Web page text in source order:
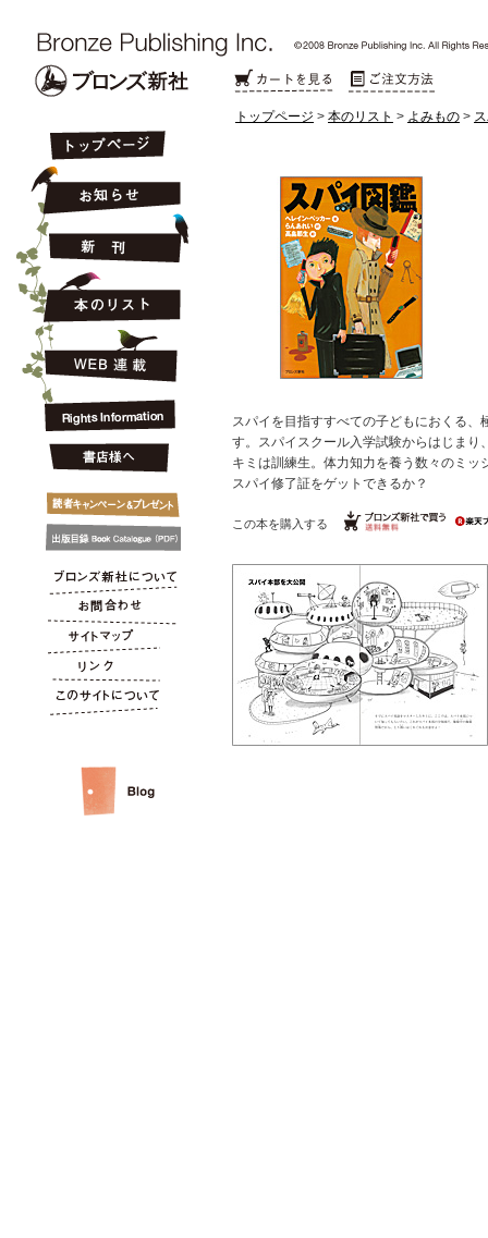
トップページ > 本のリスト > よみもの >
スパイを目指すすべての子どもにおくる、
す。スパイスクール入学試験からはじまり
キミは訓練生。体力知力を養う数々のミッ
スパイ修了証をゲットできるか？
この本を購入する